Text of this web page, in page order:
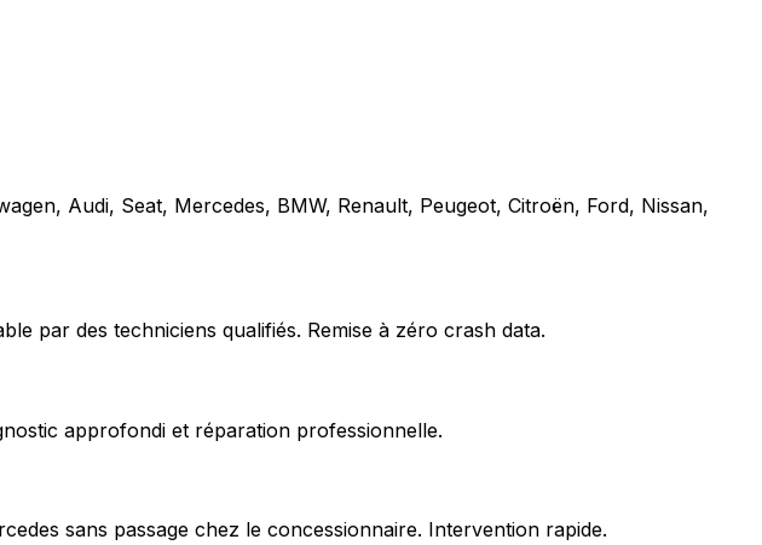
Audi, Seat, Mercedes, BMW, Renault, Peugeot, Citroën, Ford, Nissan,
par des techniciens qualifiés. Remise à zéro crash data.
approfondi et réparation professionnelle.
sans passage chez le concessionnaire. Intervention rapide.